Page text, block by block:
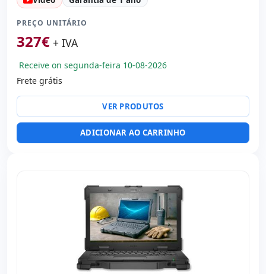
Processador: Intel Core i5 7Y57 1.2 GHz.
Som: HD Audio
Portos:
USB 3.0
Multimídia: Leitor DNI · Câmera traseira · Câmera
frontal
20.3x13.2x1.8 cm.
Peso: 0.50 Kg.
PREÇO UNITÁRIO
327€ + IVA
Receive on segunda-feira 10-08-2026
Frete grátis
VER PRODUTOS
ADICIONAR AO CARRINHO